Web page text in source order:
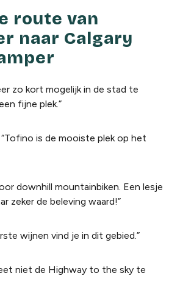
route van
naar Calgary
zo kort mogelijk in de stad te
fijne plek.”
“Tofino is de mooiste plek op het
downhill mountainbiken. Een lesje
zeker de beleving waard!”
wijnen vind je in dit gebied.”
niet de Highway to the sky te